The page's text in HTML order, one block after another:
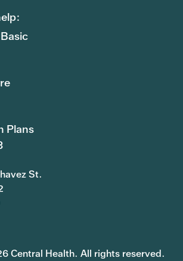
Plans
St.
Central Health. All rights reserved.